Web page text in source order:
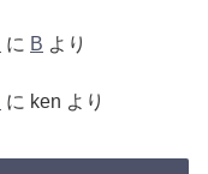
に B より
に ken より